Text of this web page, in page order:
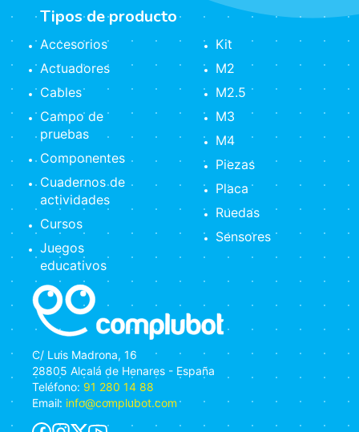
C/ Luis Madrona, 16
28805 Alcalá de Henares - España
Teléfono: 91 280 14 88
Email: info@complubot.com
Tipos de producto
Accesorios
Actuadores
Cables
Campo de
pruebas
Componentes
Cuadernos de
actividades
Cursos
Juegos
educativos
Kit
M2
M2.5
M3
M4
Piezas
Placa
Ruedas
Sensores